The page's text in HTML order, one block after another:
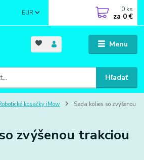
Menu
EUR
Hľadať
0 ks
za 0 €
kosačky iMow
Sada kolies so zvýšenou
zvýšenou trakciou